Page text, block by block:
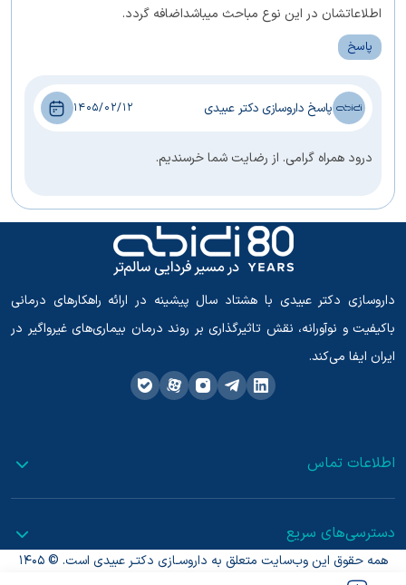
اطلاعاتشان در این نوع مباحث میباشداضافه گردد.
پاسخ
پاسخ داروسازی دکتر عبیدی 1405/02/12
درود همراه گرامی. از رضایت شما خرسندیم.
داروسازی دکتر عبیدی با هشتاد سال پیشینه در ارائه راهکارهای درمانی
باکیفیت و نوآورانه، نقش تاثیرگذاری بر روند درمان بیماری‌های غیرواگیر در
ایران ایفا می‌کند.
اطلاعات تماس
دسترسی‌های سریع
همه حقوق این وب‌سایت متعلق به داروسـازی دکتـر عبیدی است. © 1405